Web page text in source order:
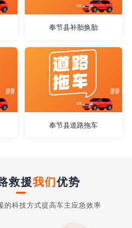
奉节县补胎换胎
奉节县道路拖车
救援我们优势
的科技方式提高车主应急效率